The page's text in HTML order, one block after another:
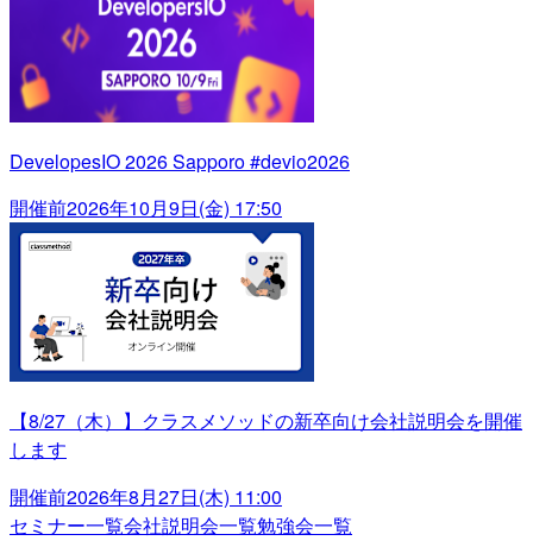
DevelopesIO 2026 Sapporo #devio2026
開催前2026年10月9日(金) 17:50
【8/27（木）】クラスメソッドの新卒向け会社説明会を開催
します
開催前2026年8月27日(木) 11:00
セミナー一覧会社説明会一覧勉強会一覧